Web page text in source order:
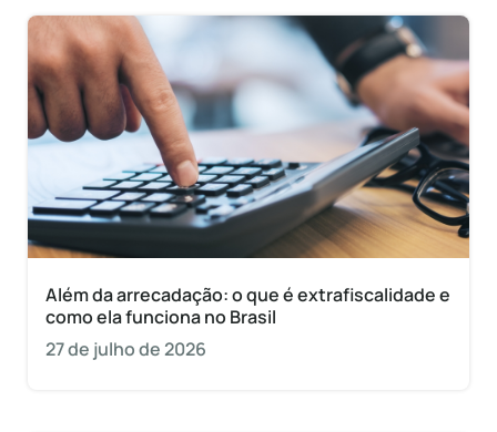
Além da arrecadação: o que é extrafiscalidade e
como ela funciona no Brasil
27 de julho de 2026